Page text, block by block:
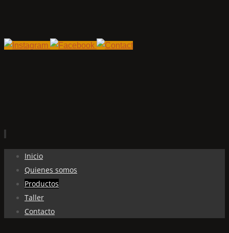
contenido
Inicio
Quienes somos
Productos
Taller
Contacto